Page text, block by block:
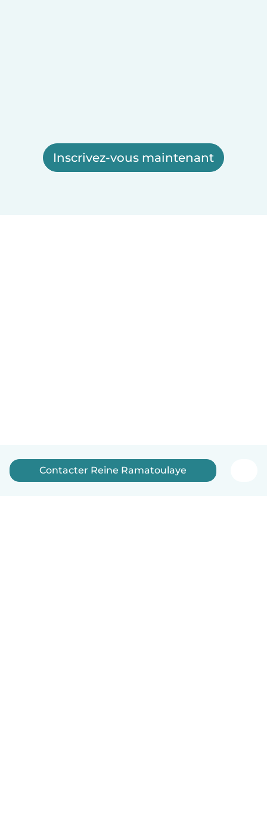
Inscrivez-vous maintenant
Contacter Reine Ramatoulaye